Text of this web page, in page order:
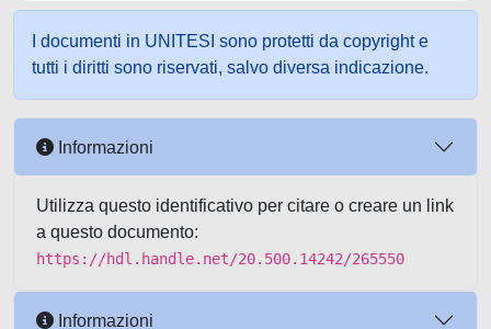
I documenti in UNITESI sono protetti da copyright e
tutti i diritti sono riservati, salvo diversa indicazione.
Informazioni
Utilizza questo identificativo per citare o creare un link
a questo documento:
https://hdl.handle.net/20.500.14242/265550
Informazioni